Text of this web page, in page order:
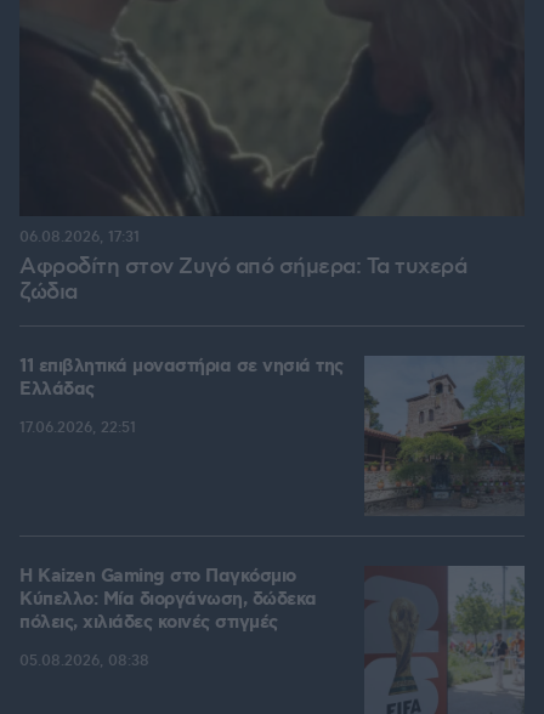
Αφροδίτη στον Ζυγό από σήμερα: Τα τυχερά
ζώδια
06.08.2026, 17:31
11 επιβλητικά μοναστήρια σε νησιά της
Ελλάδας
17.06.2026, 22:51
H Kaizen Gaming στο Παγκόσμιο
Kύπελλο: Μία διοργάνωση, δώδεκα
πόλεις, χιλιάδες κοινές στιγμές
05.08.2026, 08:38